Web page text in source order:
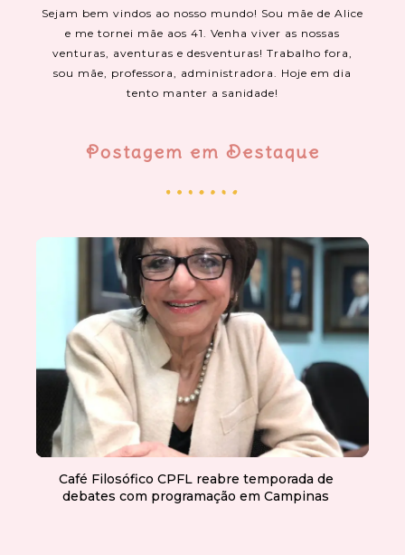
Sejam bem vindos ao nosso mundo! Sou mãe de Alice
e me tornei mãe aos 41. Venha viver as nossas
venturas, aventuras e desventuras! Trabalho fora,
sou mãe, professora, administradora. Hoje em dia
tento manter a sanidade!
Postagem em Destaque
Café Filosófico CPFL reabre temporada de
debates com programação em Campinas